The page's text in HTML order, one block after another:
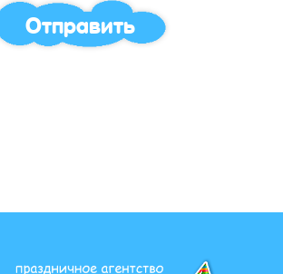
Отправить